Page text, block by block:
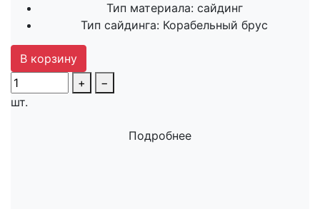
Тип материала: сайдинг
Тип сайдинга: Корабельный брус
В корзину
+
−
шт.
Подробнее